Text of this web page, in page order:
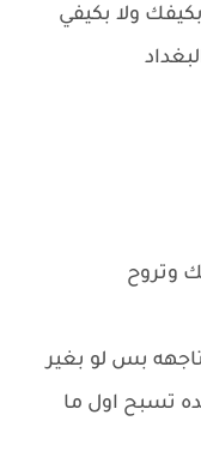
ولا بكيفي
وتروح
بس لو بغير
تسبح اول ما